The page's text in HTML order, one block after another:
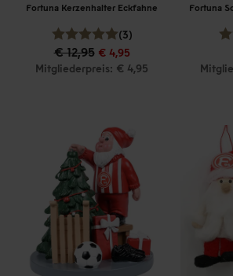
Fortuna Kerzenhalter Eckfahne
(3)
€ 12,95 € 4,95
Mitgliederpreis: € 4,95
Fortuna